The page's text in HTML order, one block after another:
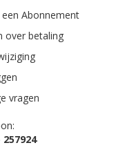
Abonnement
over betaling
vragen
257924